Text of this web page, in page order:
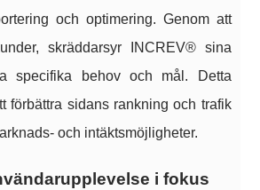
och optimering. Genom att
skräddarsyr INCREV® sina
specifika behov och mål. Detta
förbättra sidans rankning och trafik
och intäktsmöjligheter.
i fokus